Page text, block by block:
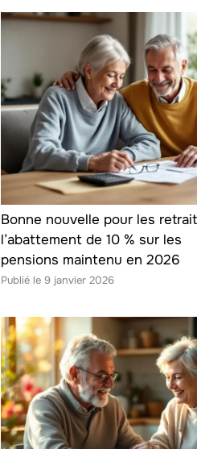
Bonne nouvelle pour les
l’abattement de 10 % sur les
pensions maintenu en 2026
9 janvier 2026